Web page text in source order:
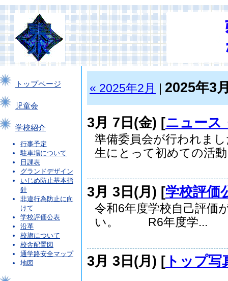
トップページ
児童会
学校紹介
行事予定
駐車場について
日課表
グランドデザイン
いじめ防止基本指
針
非違行為防止に向
けて
学校評価公表
沿革
校旗について
校舎配置図
通学路安全マップ
地図
« 2025年2月 2025年3
3月 7日(金) [ニュース
準備委員会が行われま
生にとって初めての活
3月 3日(月) [学校評価
令和6年度学校自己評価
い。 R6年度学...
3月 3日(月) [ トップ写